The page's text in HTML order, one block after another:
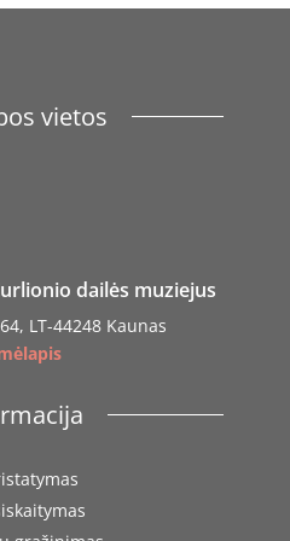
vietos
dailės muziejus
LT-44248 Kaunas